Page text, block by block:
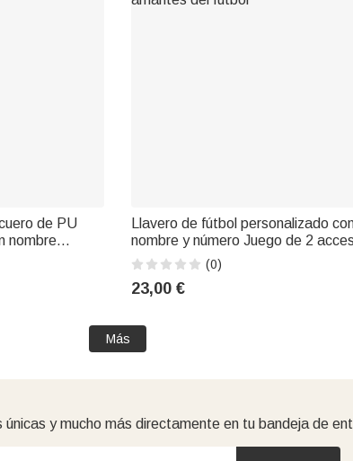
de PU
nombre
los amantes
Llavero de fútbol personalizado
nombre y número Juego de 2
para bolsas de viaje Regalo para los
amantes del fútbol
(0)
23,00 €
Más
únicas y mucho más directamente en tu bandeja de